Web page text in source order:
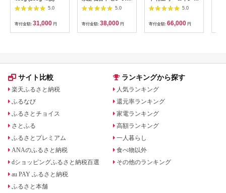
5.0
寄付金額: 31,000 円
ーキカット 300g ( 約
150g × 2枚 ) 2食入り
5.0
寄付金額: 38,000 円
200g-300g・ヒレ ス
テーキ 約120g×2 五
島市/鬼岳牧場
[PEK001] 牛肉 ブラ
ンド牛 ヒレ ステーキ
インステーキ ヒレス
5.0
寄付金額: 66,000 円
サイト比較
楽天ふるさと納税
ふるなび
ふるさとチョイス
さとふる
ふるさとプレミアム
ANAのふるさと納税
dショッピングふるさと納税百選
au PAY ふるさと納税
ふるさと本舗
ランキングから探す
人気ランキング
還元率ランキング
家電ランキング
高額ランキング
一人暮らし
食べ物以外
その他のランキング